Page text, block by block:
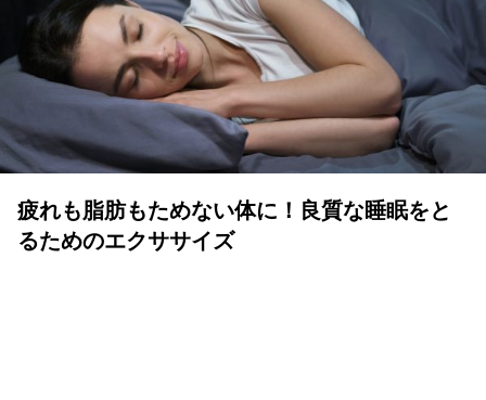
疲れも脂肪もためない体に！良質な睡眠をと
るためのエクササイズ